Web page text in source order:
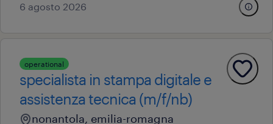
6 agosto 2026
operational
specialista in stampa digitale e
assistenza tecnica (m/f/nb)
nonantola, emilia-romagna